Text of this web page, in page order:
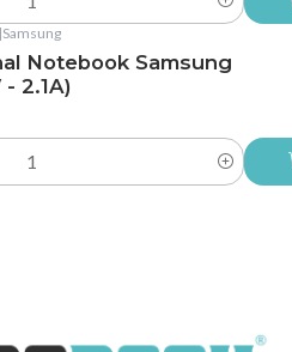
|Samsung
Notebook Samsung
2.1A)